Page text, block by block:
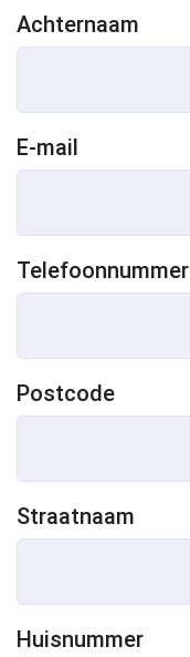
Achternaam
E-mail
Telefoonnummer
Postcode
Straatnaam
Huisnummer